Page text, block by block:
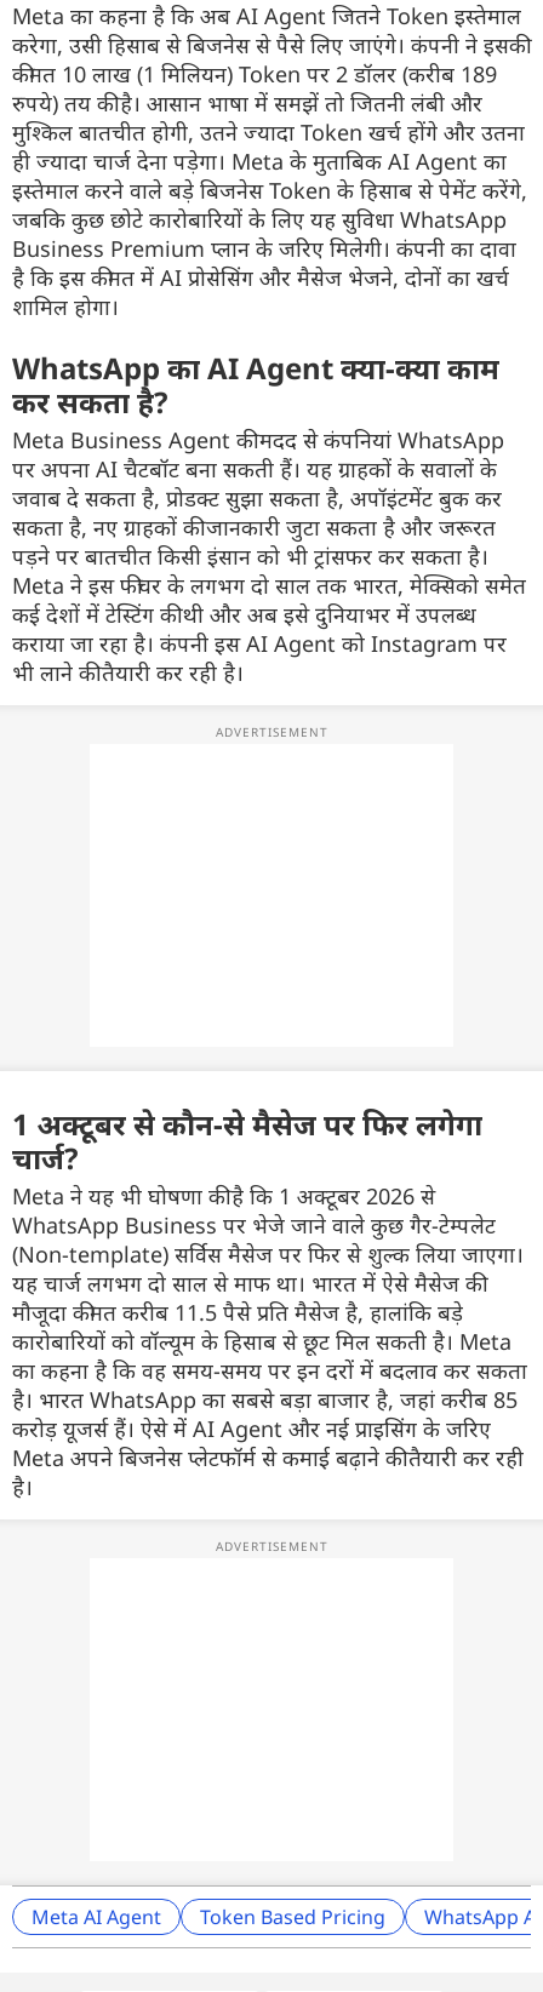
Meta का कहना है कि अब AI Agent जितने Token इस्तेमाल
करेगा, उसी हिसाब से बिजनेस से पैसे लिए जाएंगे। कंपनी ने इसकी
कीमत 10 लाख (1 मिलियन) Token पर 2 डॉलर (करीब 189
रुपये) तय की है। आसान भाषा में समझें तो जितनी लंबी और
मुश्किल बातचीत होगी, उतने ज्यादा Token खर्च होंगे और उतना
ही ज्यादा चार्ज देना पड़ेगा। Meta के मुताबिक AI Agent का
इस्तेमाल करने वाले बड़े बिजनेस Token के हिसाब से पेमेंट करेंगे,
जबकि कुछ छोटे कारोबारियों के लिए यह सुविधा WhatsApp
Business Premium प्लान के जरिए मिलेगी। कंपनी का दावा
है कि इस कीमत में AI प्रोसेसिंग और मैसेज भेजने, दोनों का खर्च
शामिल होगा।
WhatsApp का AI Agent क्या-क्या काम
कर सकता है?
Meta Business Agent की मदद से कंपनियां WhatsApp
पर अपना AI चैटबॉट बना सकती हैं। यह ग्राहकों के सवालों के
जवाब दे सकता है, प्रोडक्ट सुझा सकता है, अपॉइंटमेंट बुक कर
सकता है, नए ग्राहकों की जानकारी जुटा सकता है और जरूरत
पड़ने पर बातचीत किसी इंसान को भी ट्रांसफर कर सकता है।
Meta ने इस फीचर के लगभग दो साल तक भारत, मेक्सिको समेत
कई देशों में टेस्टिंग की थी और अब इसे दुनियाभर में उपलब्ध
कराया जा रहा है। कंपनी इस AI Agent को Instagram पर
भी लाने की तैयारी कर रही है।
1 अक्टूबर से कौन-से मैसेज पर फिर लगेगा
चार्ज?
Meta ने यह भी घोषणा की है कि 1 अक्टूबर 2026 से
WhatsApp Business पर भेजे जाने वाले कुछ गैर-टेम्पलेट
(Non-template) सर्विस मैसेज पर फिर से शुल्क लिया जाएगा।
यह चार्ज लगभग दो साल से माफ था। भारत में ऐसे मैसेज की
मौजूदा कीमत करीब 11.5 पैसे प्रति मैसेज है, हालांकि बड़े
कारोबारियों को वॉल्यूम के हिसाब से छूट मिल सकती है। Meta
का कहना है कि वह समय-समय पर इन दरों में बदलाव कर सकता
है। भारत WhatsApp का सबसे बड़ा बाजार है, जहां करीब 85
करोड़ यूजर्स हैं। ऐसे में AI Agent और नई प्राइसिंग के जरिए
Meta अपने बिजनेस प्लेटफॉर्म से कमाई बढ़ाने की तैयारी कर रही
है।
Meta AI Agent Token Based Pricing WhatsApp